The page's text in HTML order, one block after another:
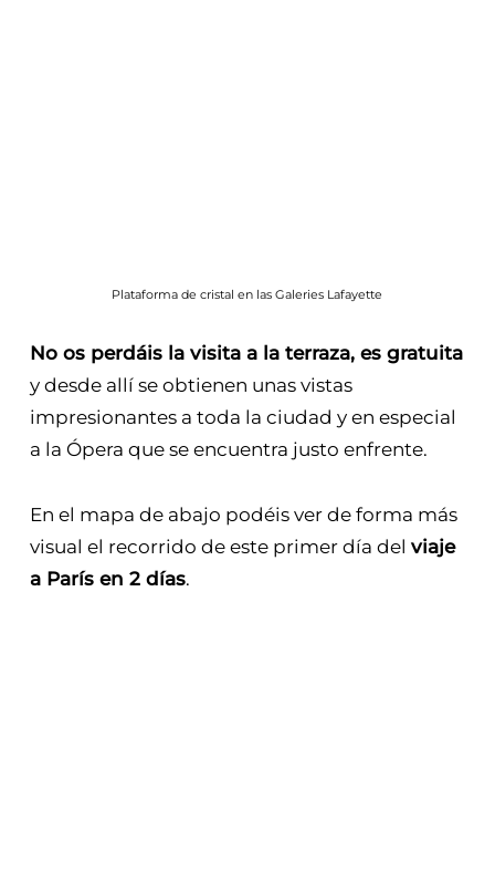
Plataforma de cristal en las Galeries Lafayette
No os perdáis la visita a la terraza, es gratuita
y desde allí se obtienen unas vistas
impresionantes a toda la ciudad y en especial
a la Ópera que se encuentra justo enfrente.
En el mapa de abajo podéis ver de forma más
visual el recorrido de este primer día del viaje
a París en 2 días.